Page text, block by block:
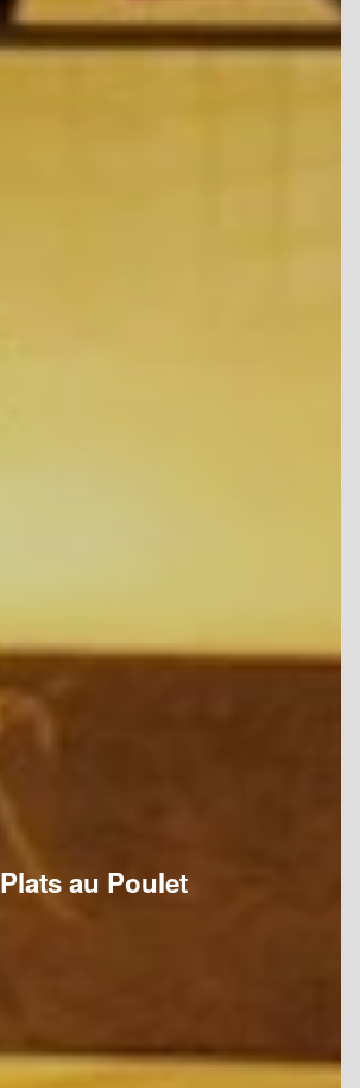
Plats au Poulet